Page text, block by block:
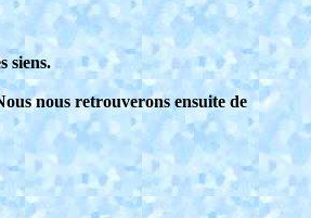
siens.
nous retrouverons ensuite de